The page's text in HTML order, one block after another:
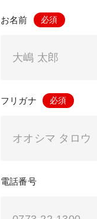
お名前
フリガナ
電話番号